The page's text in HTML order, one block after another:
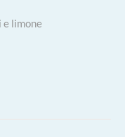
limone